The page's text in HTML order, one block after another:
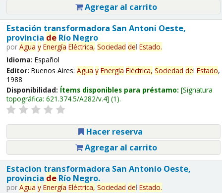
Agregar al carrito
Estación transformadora San Antoni Oeste,
provincia deRío Negro
por Agua y Energía Eléctrica, Sociedad del Estado.
Idioma: Español
Editor: Buenos Aires: Agua y Energía Eléctrica, Sociedad del Estado,
1988
Disponibilidad: Ítems disponibles para préstamo: Signatura
topográfica: 621.374.5/A282/v.4 (1).
Hacer reserva
Agregar al carrito
Estacion transformadora San Antonio Oeste,
provincia deRío Negro.
por Agua y Energía Eléctrica, Sociedad del Estado.